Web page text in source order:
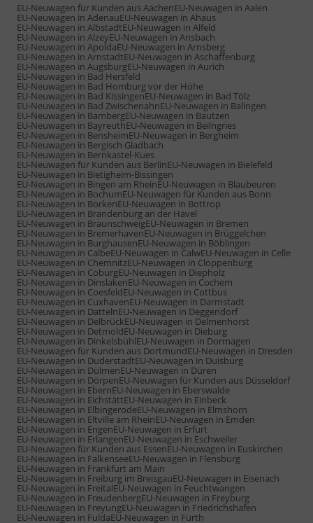
EU-Neuwagen für Kunden aus AachenEU-Neuwagen in Aalen
EU-Neuwagen in AdenauEU-Neuwagen in Ahaus
EU-Neuwagen in AlbstadtEU-Neuwagen in Alfeld
EU-Neuwagen in AlzeyEU-Neuwagen in Ansbach
EU-Neuwagen in ApoldaEU-Neuwagen in Arnsberg
EU-Neuwagen in ArnstadtEU-Neuwagen in Aschaffenburg
EU-Neuwagen in AugsburgEU-Neuwagen in Aurich
EU-Neuwagen in Bad Hersfeld
EU-Neuwagen in Bad Homburg vor der Höhe
EU-Neuwagen in Bad KissingenEU-Neuwagen in Bad Tölz
EU-Neuwagen in Bad ZwischenahnEU-Neuwagen in Balingen
EU-Neuwagen in BambergEU-Neuwagen in Bautzen
EU-Neuwagen in BayreuthEU-Neuwagen in Beilngries
EU-Neuwagen in BensheimEU-Neuwagen in Bergheim
EU-Neuwagen in Bergisch Gladbach
EU-Neuwagen in Bernkastel-Kues
EU-Neuwagen für Kunden aus BerlinEU-Neuwagen in Bielefeld
EU-Neuwagen in Bietigheim-Bissingen
EU-Neuwagen in Bingen am RheinEU-Neuwagen in Blaubeuren
EU-Neuwagen in BochumEU-Neuwagen für Kunden aus Bonn
EU-Neuwagen in BorkenEU-Neuwagen in Bottrop
EU-Neuwagen in Brandenburg an der Havel
EU-Neuwagen in BraunschweigEU-Neuwagen in Bremen
EU-Neuwagen in BremerhavenEU-Neuwagen in Brüggelchen
EU-Neuwagen in BurghausenEU-Neuwagen in Böblingen
EU-Neuwagen in CalbeEU-Neuwagen in CalwEU-Neuwagen in Celle
EU-Neuwagen in ChemnitzEU-Neuwagen in Cloppenburg
EU-Neuwagen in CoburgEU-Neuwagen in Diepholz
EU-Neuwagen in DinslakenEU-Neuwagen in Cochem
EU-Neuwagen in CoesfeldEU-Neuwagen in Cottbus
EU-Neuwagen in CuxhavenEU-Neuwagen in Darmstadt
EU-Neuwagen in DattelnEU-Neuwagen in Deggendorf
EU-Neuwagen in DelbrückEU-Neuwagen in Delmenhorst
EU-Neuwagen in DetmoldEU-Neuwagen in Dieburg
EU-Neuwagen in DinkelsbühlEU-Neuwagen in Dormagen
EU-Neuwagen für Kunden aus DortmundEU-Neuwagen in Dresden
EU-Neuwagen in DuderstadtEU-Neuwagen in Duisburg
EU-Neuwagen in DülmenEU-Neuwagen in Düren
EU-Neuwagen in DörpenEU-Neuwagen für Kunden aus Düsseldorf
EU-Neuwagen in EbernEU-Neuwagen in Eberswalde
EU-Neuwagen in EichstättEU-Neuwagen in Einbeck
EU-Neuwagen in ElbingerodeEU-Neuwagen in Elmshorn
EU-Neuwagen in Eltville am RheinEU-Neuwagen in Emden
EU-Neuwagen in EngenEU-Neuwagen in Erfurt
EU-Neuwagen in ErlangenEU-Neuwagen in Eschweiler
EU-Neuwagen für Kunden aus EssenEU-Neuwagen in Euskirchen
EU-Neuwagen in FalkenseeEU-Neuwagen in Flensburg
EU-Neuwagen in Frankfurt am Main
EU-Neuwagen in Freiburg im BreisgauEU-Neuwagen in Eisenach
EU-Neuwagen in FreitalEU-Neuwagen in Feuchtwangen
EU-Neuwagen in FreudenbergEU-Neuwagen in Freyburg
EU-Neuwagen in FreyungEU-Neuwagen in Friedrichshafen
EU-Neuwagen in FuldaEU-Neuwagen in Fürth